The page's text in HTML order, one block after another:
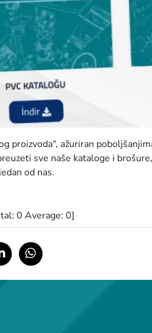
proizvoda“, ažuriran
sve naše kataloge i
od nas.
0 Average: 0]